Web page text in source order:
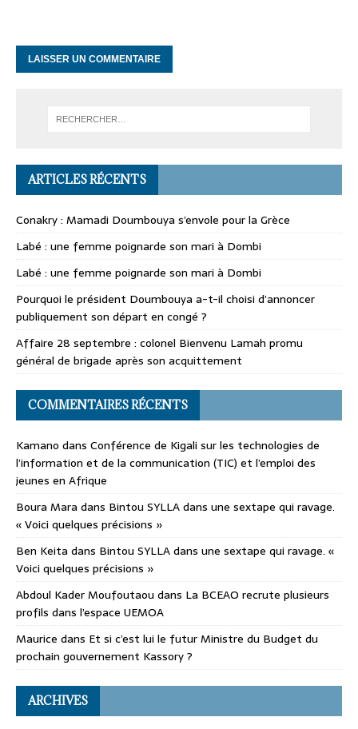
ARTICLES RÉCENTS
Conakry : Mamadi Doumbouya s’envole pour la Grèce
Labé : une femme poignarde son mari à Dombi
Labé : une femme poignarde son mari à Dombi
Pourquoi le président Doumbouya a-t-il choisi d’annoncer
publiquement son départ en congé ?
Affaire 28 septembre : colonel Bienvenu Lamah promu
général de brigade après son acquittement
COMMENTAIRES RÉCENTS
Kamano dans Conférence de Kigali sur les technologies de
l’information et de la communication (TIC) et l’emploi des
jeunes en Afrique
Boura Mara dans Bintou SYLLA dans une sextape qui ravage.
« Voici quelques précisions »
Ben Keita dans Bintou SYLLA dans une sextape qui ravage. «
Voici quelques précisions »
Abdoul Kader Moufoutaou dans La BCEAO recrute plusieurs
profils dans l’espace UEMOA
Maurice dans Et si c’est lui le futur Ministre du Budget du
prochain gouvernement Kassory ?
ARCHIVES